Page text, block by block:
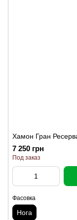
Хамон Гран
7 250 грн
Под заказ
Фасовка
Нога